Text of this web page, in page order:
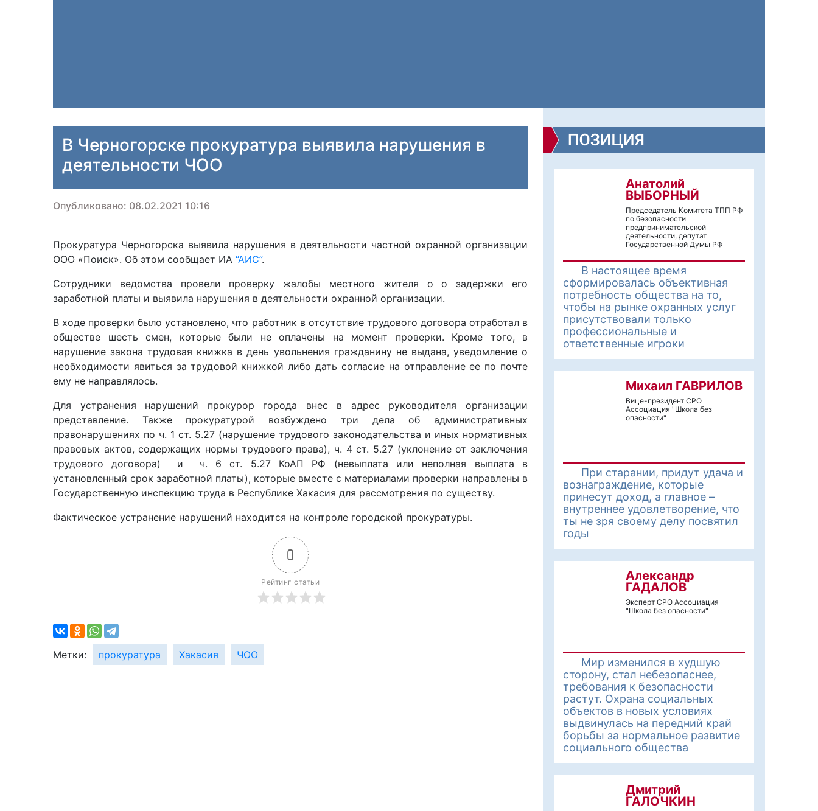
В Черногорске прокуратура выявила нарушения в
деятельности ЧОО
Опубликовано: 08.02.2021 10:16
Прокуратура Черногорска выявила нарушения в деятельности частной охранной организации
ООО «Поиск». Об этом сообщает ИА “АИС”.
Сотрудники ведомства провели проверку жалобы местного жителя о о задержки его
заработной платы и выявила нарушения в деятельности охранной организации.
В ходе проверки было установлено, что работник в отсутствие трудового договора отработал в
обществе шесть смен, которые были не оплачены на момент проверки. Кроме того, в
нарушение закона трудовая книжка в день увольнения гражданину не выдана, уведомление о
необходимости явиться за трудовой книжкой либо дать согласие на отправление ее по почте
ему не направлялось.
Для устранения нарушений прокурор города внес в адрес руководителя организации
представление. Также прокуратурой возбуждено три дела об административных
правонарушениях по ч. 1 ст. 5.27 (нарушение трудового законодательства и иных нормативных
правовых актов, содержащих нормы трудового права), ч. 4 ст. 5.27 (уклонение от заключения
трудового договора) и ч. 6 ст. 5.27 КоАП РФ (невыплата или неполная выплата в
установленный срок заработной платы), которые вместе с материалами проверки направлены в
Государственную инспекцию труда в Республике Хакасия для рассмотрения по существу.
Фактическое устранение нарушений находится на контроле городской прокуратуры.
0
Рейтинг статьи
Метки: прокуратура Хакасия ЧОО
Анатолий
ВЫБОРНЫЙ
Председатель Комитета ТПП РФ
по безопасности
предпринимательской
деятельности, депутат
Государственной Думы РФ
В настоящее время
сформировалась объективная
потребность общества на то,
чтобы на рынке охранных услуг
присутствовали только
профессиональные и
ответственные игроки
Михаил ГАВРИЛОВ
Вице-президент СРО
Ассоциация "Школа без
опасности"
При старании, придут удача и
вознаграждение, которые
принесут доход, а главное –
внутреннее удовлетворение, что
ты не зря своему делу посвятил
годы
Александр
ГАДАЛОВ
Эксперт СРО Ассоциация
"Школа без опасности"
Мир изменился в худшую
сторону, стал небезопаснее,
требования к безопасности
растут. Охрана социальных
объектов в новых условиях
выдвинулась на передний край
борьбы за нормальное развитие
социального общества
Дмитрий
ГАЛОЧКИН